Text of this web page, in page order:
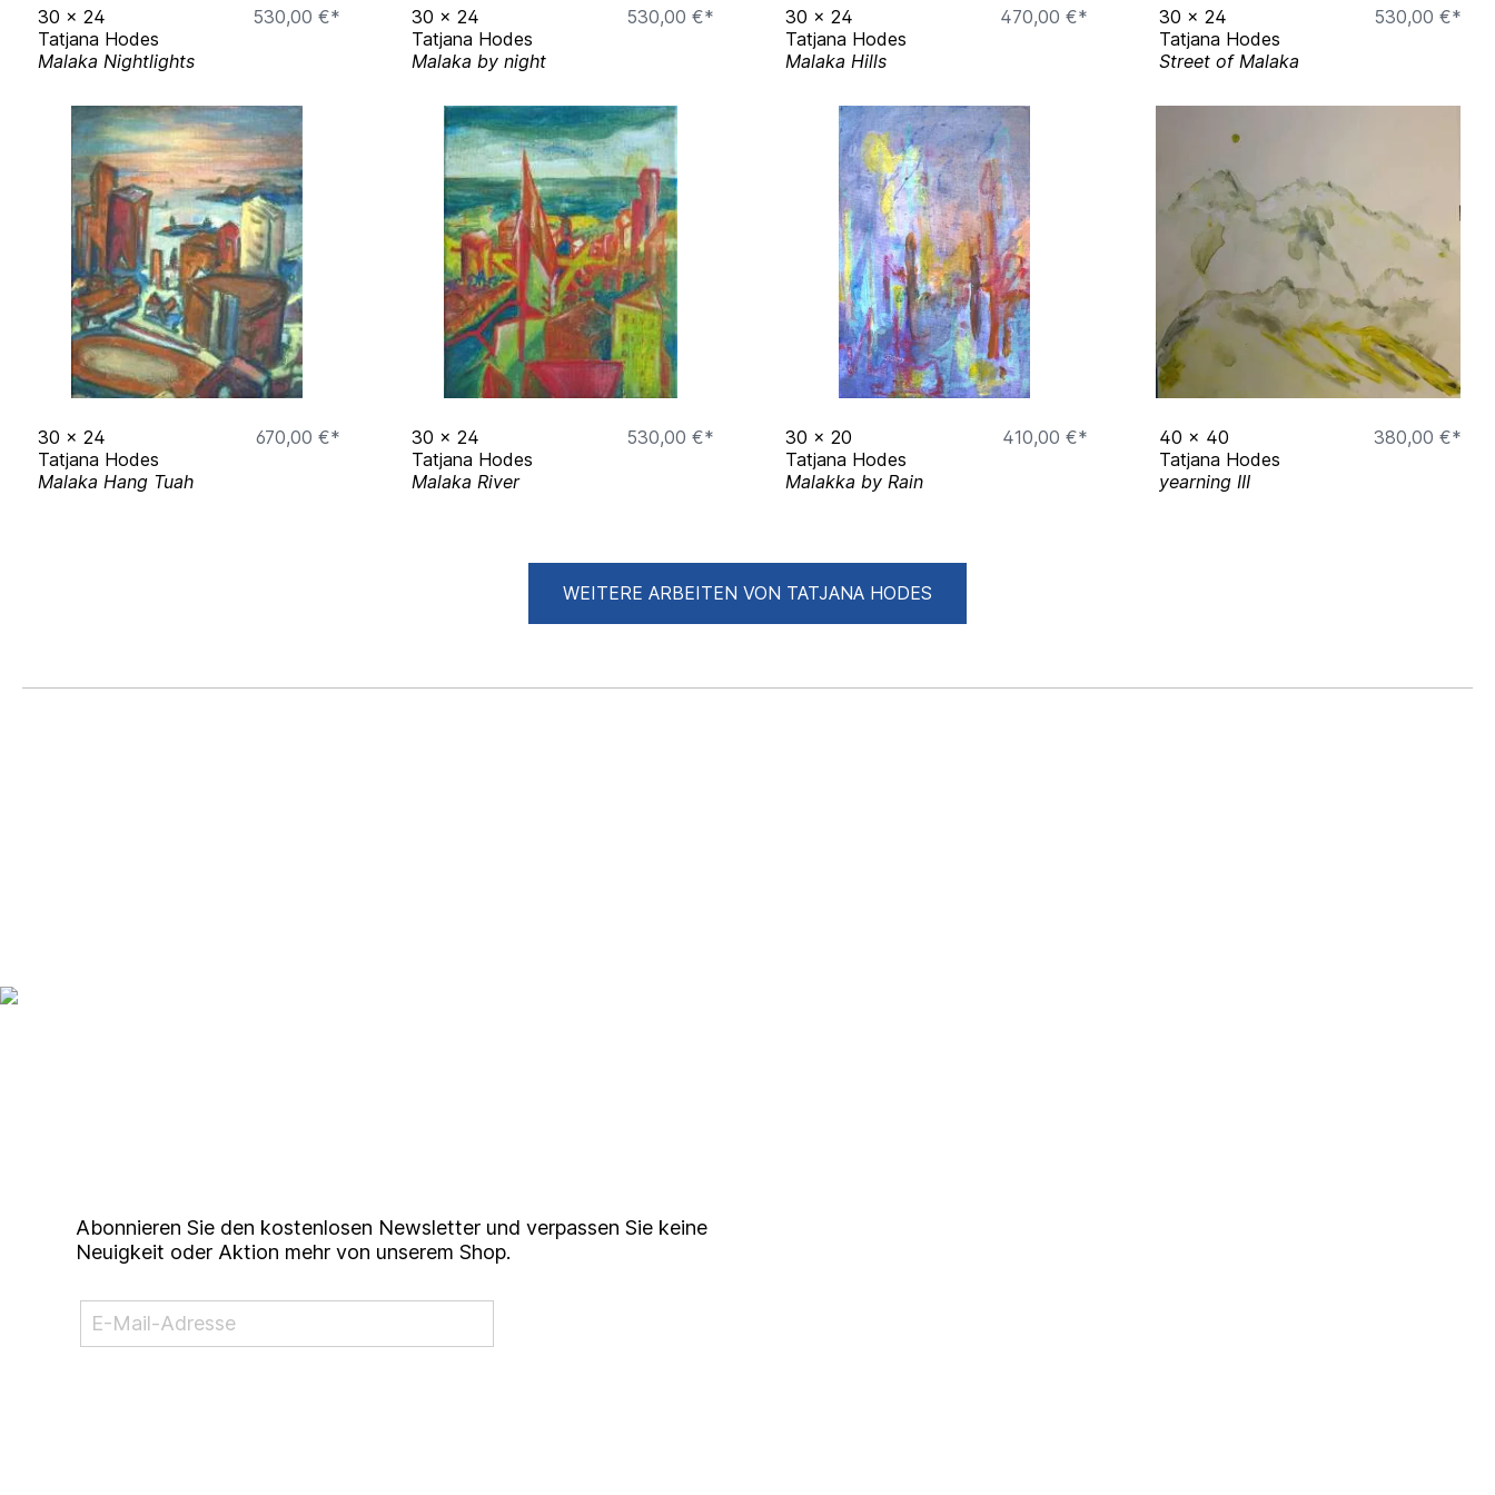
30 x 24
530,00 €*
Tatjana Hodes
Malaka Nightlights
30 x 24
530,00 €*
Tatjana Hodes
Malaka by night
30 x 24
470,00 €*
Tatjana Hodes
Malaka Hills
30 x 24
530,00 €*
Tatjana Hodes
Street of Malaka
30 x 24
670,00 €*
Tatjana Hodes
Malaka Hang Tuah
30 x 24
530,00 €*
Tatjana Hodes
Malaka River
30 x 20
410,00 €*
Tatjana Hodes
Malakka by Rain
40 x 40
380,00 €*
Tatjana Hodes
yearning III
WEITERE ARBEITEN VON TATJANA HODES
Abonnieren Sie den kostenlosen Newsletter und verpassen Sie keine
Neuigkeit oder Aktion mehr von unserem Shop.